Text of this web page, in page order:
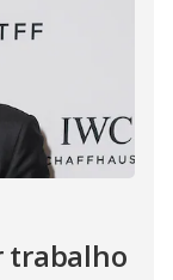
trabalho